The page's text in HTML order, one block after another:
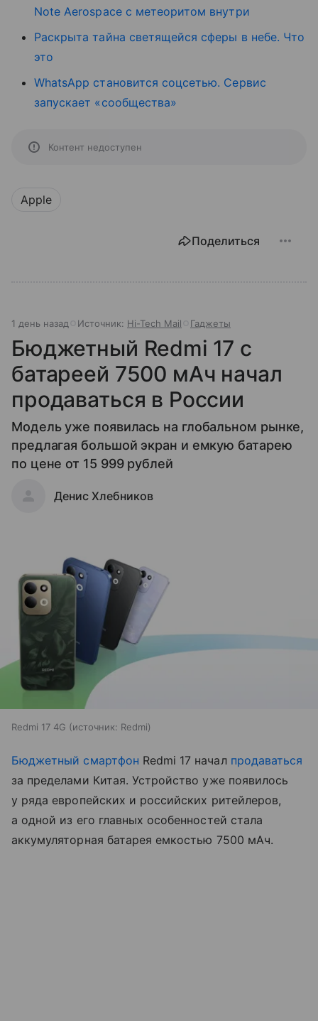
Note Aerospace с метеоритом внутри
Раскрыта тайна светящейся сферы в небе. Что
это
WhatsApp становится соцсетью. Сервис
запускает «сообщества»
Контент недоступен
Apple
Поделиться
1 день назад Источник: Hi-Tech Mail Гаджеты
Бюджетный Redmi 17 с
батареей 7500 мАч начал
продаваться в России
Модель уже появилась на глобальном рынке,
предлагая большой экран и емкую батарею
по цене от 15 999 рублей
Денис Хлебников
Redmi 17 4G источник: Redmi
Бюджетный смартфон Redmi 17 начал продаваться
за пределами Китая. Устройство уже появилось
у ряда европейских и российских ритейлеров,
а одной из его главных особенностей стала
аккумуляторная батарея емкостью 7500 мАч.